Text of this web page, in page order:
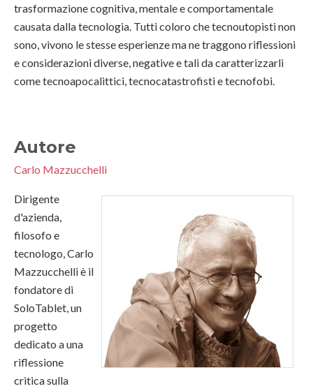
trasformazione cognitiva, mentale e comportamentale
causata dalla tecnologia. Tutti coloro che tecnoutopisti non
sono, vivono le stesse esperienze ma ne traggono riflessioni
e considerazioni diverse, negative e tali da caratterizzarli
come tecnoapocalittici, tecnocatastrofisti e tecnofobi.
Autore
Carlo Mazzucchelli
Dirigente
d'azienda,
filosofo e
tecnologo, Carlo
Mazzucchelli è il
fondatore di
SoloTablet, un
progetto
dedicato a una
riflessione
critica sulla